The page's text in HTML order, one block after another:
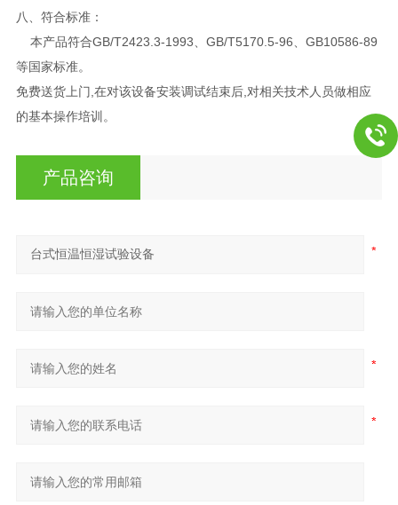
八、 符合标准：
本产品符合GB/T2423.3-1993、GB/T5170.5-96、GB10586-89
等国家标准。
免费送货上门,在对该设备安装调试结束后,对相关技术人员做相应
的基本操作培训。
产品咨询